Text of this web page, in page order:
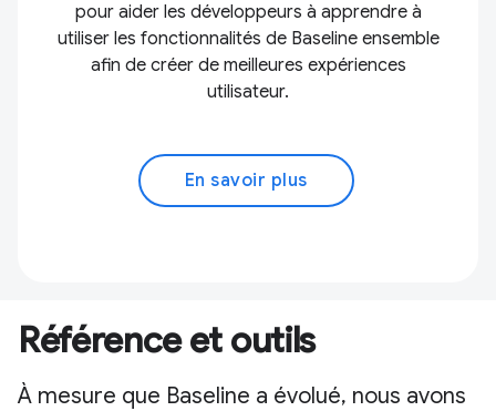
pour aider les développeurs à apprendre à
utiliser les fonctionnalités de Baseline ensemble
afin de créer de meilleures expériences
utilisateur.
En savoir plus
Référence et outils
À mesure que Baseline a évolué, nous avons